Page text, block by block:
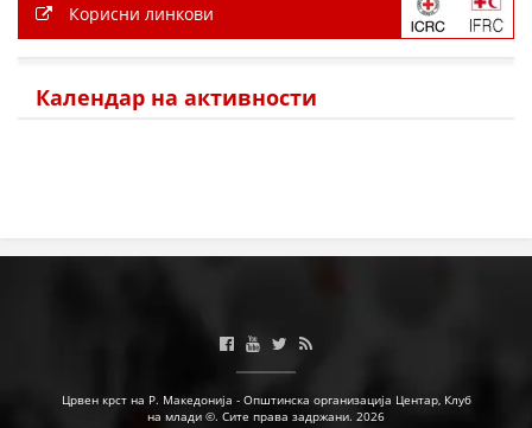
Корисни линкови
Календар на активности
Црвен крст на Р. Македонија - Општинска организација Центар, Клуб
на млади ©. Сите права задржани. 2026